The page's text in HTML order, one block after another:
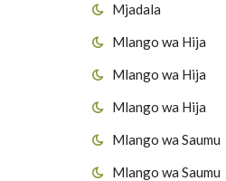
Mjadala
Mlango wa Hija
Mlango wa Hija
Mlango wa Hija
Mlango wa Saumu
Mlango wa Saumu